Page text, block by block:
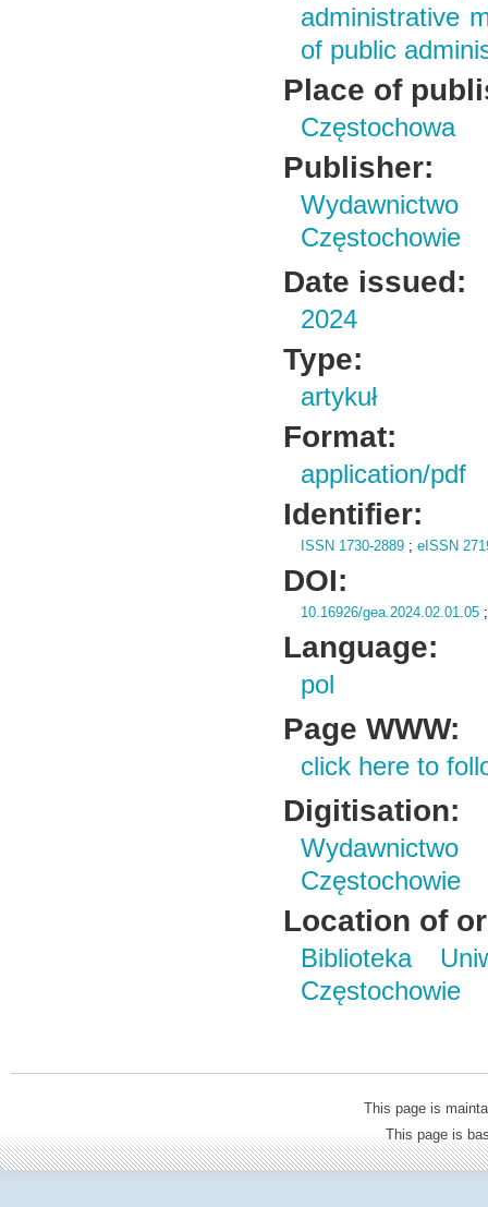
administrative
of public
Place of
Częstochowa
Publisher:
Częstochowie
Date issued:
2024
Type:
artykuł
Format:
application/pdf
Identifier:
ISSN 1730-2889 ;eISSN
DOI:
10.16926/gea.2024.02.01.05
Language:
pol
Page WWW:
click here to
Digitisation:
Częstochowie
Location of
Biblioteka
Częstochowie
This page is
This page is